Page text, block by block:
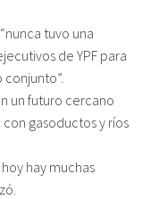
tuvo una
de YPF para
un futuro cercano
gasoductos y ríos
hay muchas